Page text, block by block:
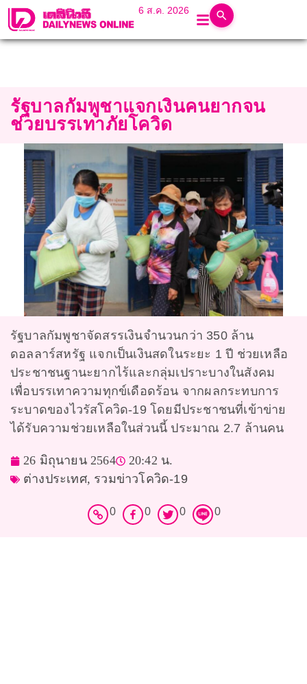
6 ส.ค. 2026
รัฐบาลกัมพูชาแจกเงินคนยากจน
ช่วยบรรเทาภัยโควิด
รัฐบาลกัมพูชาจัดสรรเงินจำนวนกว่า 350 ล้าน
ดอลลาร์สหรัฐ แจกเป็นเงินสดในระยะ 1 ปี ช่วยเหลือ
ประชาชนฐานะยากไร้และกลุ่มเปราะบางในสังคม
เพื่อบรรเทาความทุกข์เดือดร้อน จากผลกระทบการ
ระบาดของไวรัสโควิด-19 โดยมีประชาชนที่เข้าข่าย
ได้รับความช่วยเหลือในส่วนนี้ ประมาณ 2.7 ล้านคน
26 มิถุนายน 2564
20:42 น.
ต่างประเทศ, รวมข่าวโควิด-19
0 0 0 0